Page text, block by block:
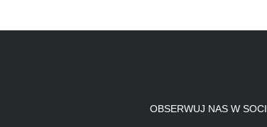
OBSERWUJ NAS W